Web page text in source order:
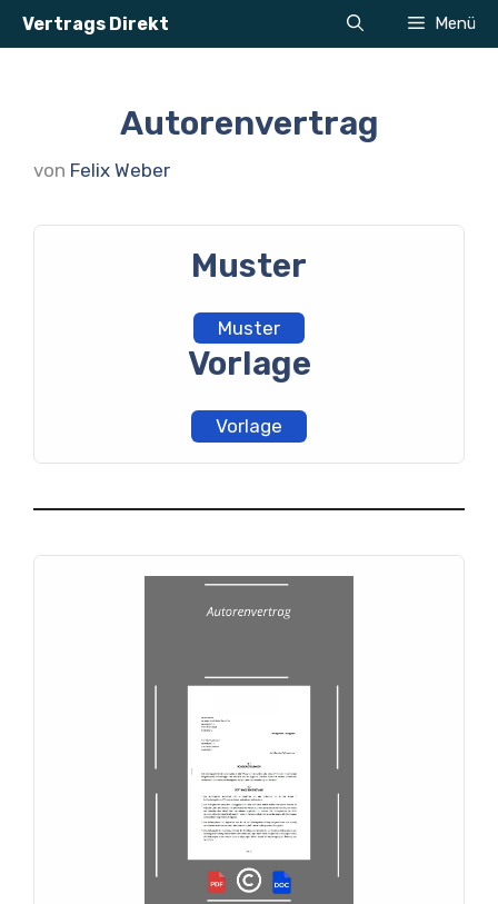
Zum
Vertrags Direkt Menü
Autorenvertrag
von Felix Weber
Muster
Muster
Vorlage
Vorlage